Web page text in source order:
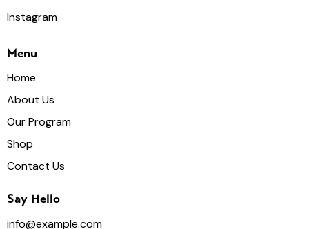
Instagram
Menu
Home
About Us
Our Program
Shop
Contact Us
Say Hello
info@example.com